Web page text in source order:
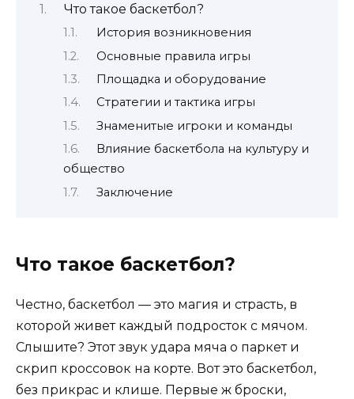
Что такое баскетбол?
История возникновения
Основные правила игры
Площадка и оборудование
Стратегии и тактика игры
Знаменитые игроки и команды
Влияние баскетбола на культуру и
общество
Заключение
Что такое баскетбол?
Честно, баскетбол — это магия и страсть, в
которой живет каждый подросток с мячом.
Слышите? Этот звук удара мяча о паркет и
скрип кроссовок на корте. Вот это баскетбол,
без прикрас и клише. Первые ж броски,